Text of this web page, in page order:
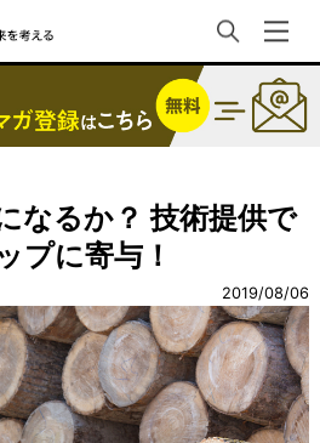
なるか？ 技術提供で
プに寄与！
2019/08/06